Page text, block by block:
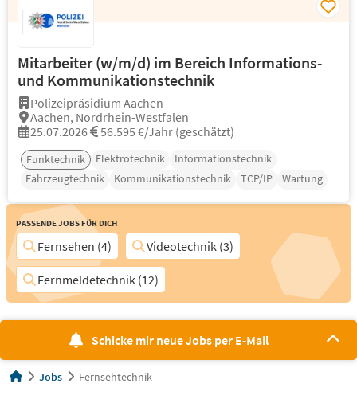
Mitarbeiter (w/m/d) im Bereich Informations-
und Kommunikationstechnik
Polizeipräsidium Aachen
Aachen, Nordrhein-Westfalen
25.07.2026
56.595 €/Jahr (geschätzt)
Funktechnik Elektrotechnik
Informationstechnik
Fahrzeugtechnik
Kommunikationstechnik TCP/IP Wartung
Passende Jobs für Dich
Fernsehen (4)
Videotechnik (3)
Fernmeldetechnik (12)
Schicke mir neue Jobs per E-Mail
Jobs Fernsehtechnik